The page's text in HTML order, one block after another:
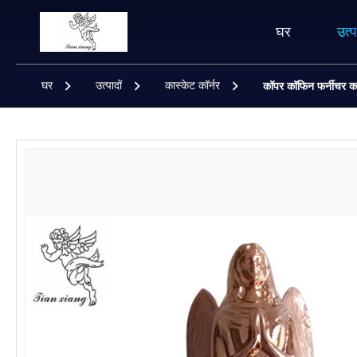
घर
घर उत्पादों कास्केट कॉर्नर कॉपर कॉफिन फर्नीचर